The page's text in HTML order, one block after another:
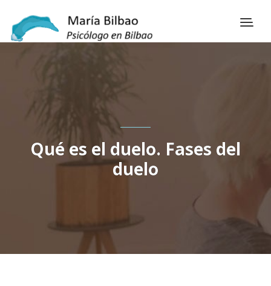
Qué es el duelo. Fases del
duelo